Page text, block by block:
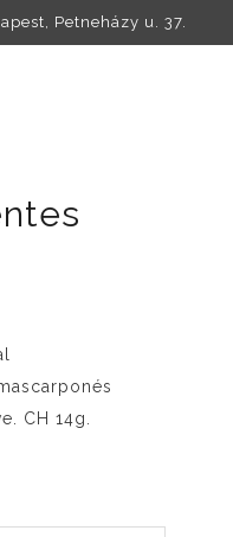
Petneházy u. 37.
CH 14g.